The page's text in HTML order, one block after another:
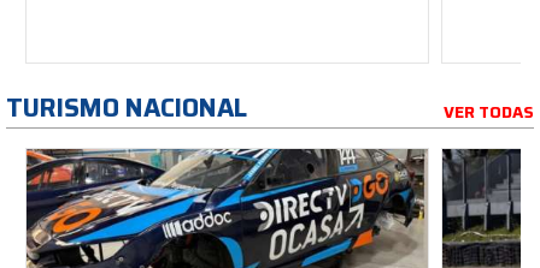
TURISMO NACIONAL VER TODAS